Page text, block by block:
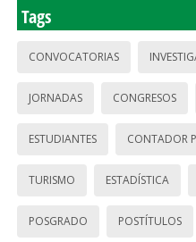
Tags
CONVOCATORIAS
JORNADAS CONGRESOS
ESTUDIANTES CONTADOR
TURISMO ESTADÍSTICA
POSGRADO POSTÍTULOS